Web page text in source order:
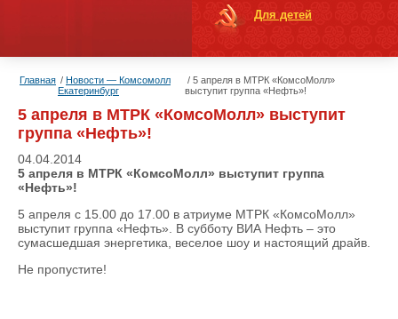
Для детей
Главная
Новости — Комсомолл
Екатеринбург
5 апреля в МТРК «КомсоМолл»
выступит группа «Нефть»!
5 апреля в МТРК «КомсоМолл» выступит
группа «Нефть»!
04.04.2014
5 апреля в МТРК «КомсоМолл» выступит группа
«Нефть»!
5 апреля с 15.00 до 17.00 в атриуме МТРК «КомсоМолл»
выступит группа «Нефть». В субботу ВИА Нефть – это
сумасшедшая энергетика, веселое шоу и настоящий драйв.
Не пропустите!